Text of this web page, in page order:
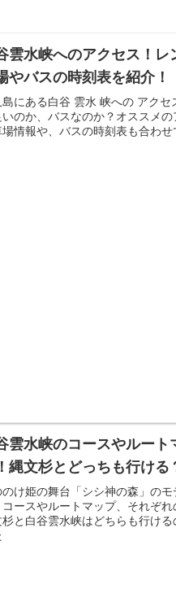
雲水峡へのアクセス！
やバスの時刻表を紹介！
島にある白谷 雲水 峡への アク
いのか、バスなのか？オススメ
情報や、バスの時刻表も合わせ
雲水峡のコースやルート
縄文杉とどっちも行ける
のけ姫の舞台「シシ神の森」の
コースやルートマップ、それぞれ
杉と白谷雲水峡はどちらも行け